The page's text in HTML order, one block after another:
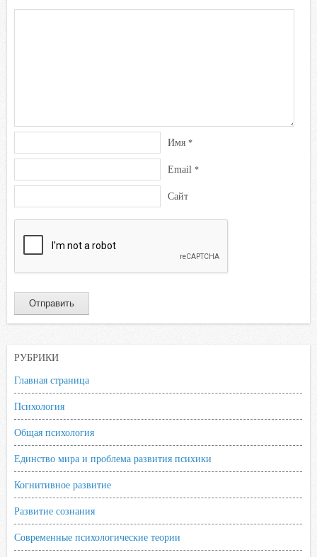
Имя *
Email *
Сайт
РУБРИКИ
Главная страница
Психология
Общая психология
Единство мира и проблема развития психики
Когнитивное развитие
Развитие сознания
Современные психологические теории